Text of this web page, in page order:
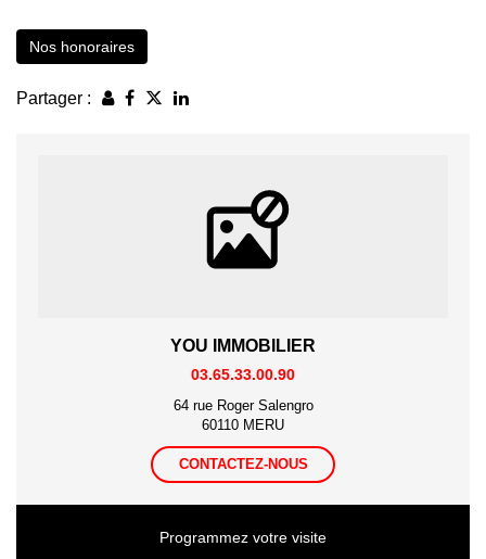
Nos honoraires
Partager :
YOU IMMOBILIER
03.65.33.00.90
64 rue Roger Salengro
60110 MERU
CONTACTEZ-NOUS
Programmez votre visite